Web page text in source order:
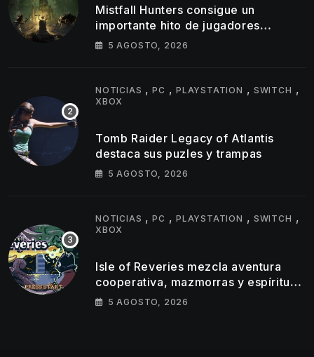
Mistfall Hunters consigue un
importante hito de jugadores
simultáneos
5 AGOSTO, 2026
NOTICIAS ,PC ,PLAYSTATION , SWITCH ,
XBOX
Tomb Raider Legacy of Atlantis
destaca sus puzles y trampas
5 AGOSTO, 2026
NOTICIAS ,PC ,PLAYSTATION , SWITCH ,
XBOX
Isle of Reveries mezcla aventura
cooperativa, mazmorras y espíritu
clásico de Zelda
5 AGOSTO, 2026